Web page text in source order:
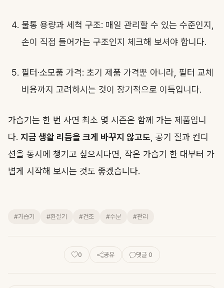
물통 용량과 세척 구조: 매일 관리할 수 있는 수준인지,
손이 직접 들어가는 구조인지 체크해 보셔야 합니다.
필터·소모품 가격: 초기 제품 가격뿐 아니라, 필터 교체
비용까지 고려하시는 것이 장기적으로 이득입니다.
가습기는 한 번 사면 최소 몇 시즌은 함께 가는 제품입니
다. 지금 생활 리듬을 크게 바꾸지 않고도 , 공기 질과 컨디
션을 동시에 챙기고 싶으시다면, 작은 가습기 한 대부터 가
볍게 시작해 보시는 것도 좋겠습니다.
#가습기 #환절기 #건조 #수분 #관리
0 공유 댓글 0